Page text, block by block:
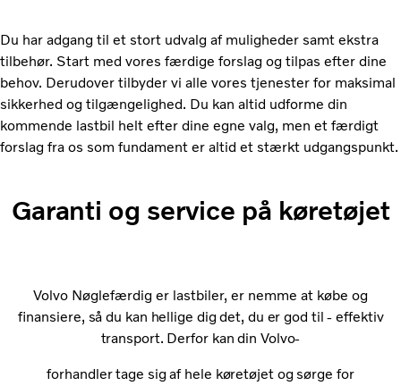
Du har adgang til et stort udvalg af muligheder samt ekstra
tilbehør. Start med vores færdige forslag og tilpas efter dine
behov. Derudover tilbyder vi alle vores tjenester for maksimal
sikkerhed og tilgængelighed. Du kan altid udforme din
kommende lastbil helt efter dine egne valg, men et færdigt
forslag fra os som fundament er altid et stærkt udgangspunkt.
Garanti og service på køretøjet
Volvo Nøglefærdig er lastbiler, er nemme at købe og
finansiere, så du kan hellige dig det, du er god til - effektiv
transport. Derfor kan din Volvo-
forhandlertage sig af hele køretøjet og sørge for